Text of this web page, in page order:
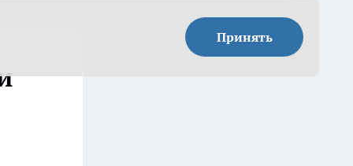
Принять